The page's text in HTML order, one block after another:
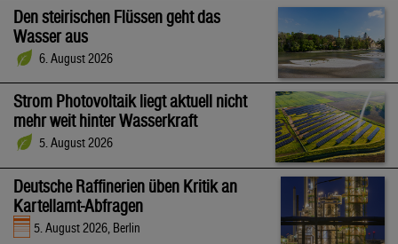
Den steirischen Flüssen geht das
Wasser aus
6. August 2026
Strom Photovoltaik liegt aktuell nicht
mehr weit hinter Wasserkraft
5. August 2026
Deutsche Raffinerien üben Kritik an
Kartellamt-Abfragen
5. August 2026, Berlin